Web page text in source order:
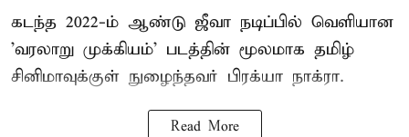
கடந்த 2022-ம் ஆண்டு ஜீவா நடிப்பில் வெளியான
'வரலாறு முக்கியம்' படத்தின் மூலமாக தமிழ்
சினிமாவுக்குள் நுழைந்தவர் பிரக்யா நாக்ரா.
Read More